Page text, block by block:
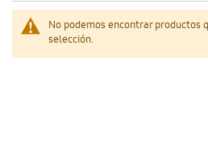
No podemos encontrar productos
selección.